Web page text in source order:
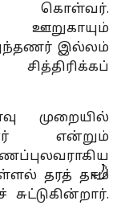
கொள்வர்.
இல்லம்
முறையில்
என்றும்
தரத் தாம்
🌙